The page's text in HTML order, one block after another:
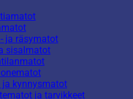
ja räsymatot
sisalmatot
ja kynnysmatot
ja tarvikkeet